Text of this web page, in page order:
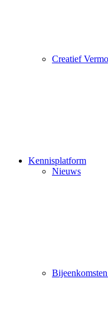
Creatief
Kennisplatform
Nieuws